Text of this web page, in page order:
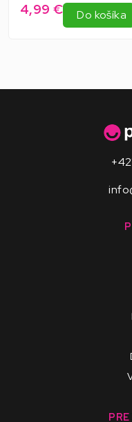
4,99 € Do košíka